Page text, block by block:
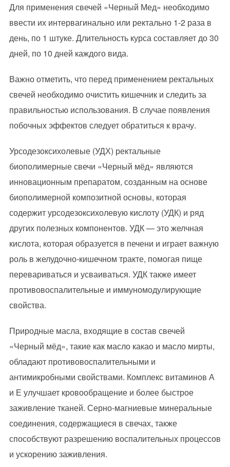
Для применения свечей «Черный Мед» необходимо
ввести их интервагинально или ректально 1-2 раза в
день, по 1 штуке. Длительность курса составляет до 30
дней, по 10 дней каждого вида.
Важно отметить, что перед применением ректальных
свечей необходимо очистить кишечник и следить за
правильностью использования. В случае появления
побочных эффектов следует обратиться к врачу.
Урсодезоксихолевые (УДХ) ректальные
биополимерные свечи «Черный мёд» являются
инновационным препаратом, созданным на основе
биополимерной композитной основы, которая
содержит урсодезоксихолевую кислоту (УДК) и ряд
других полезных компонентов. УДК — это желчная
кислота, которая образуется в печени и играет важную
роль в желудочно-кишечном тракте, помогая пище
перевариваться и усваиваться. УДК также имеет
противовоспалительные и иммуномодулирующие
свойства.
Природные масла, входящие в состав свечей
«Черный мёд», такие как масло какао и масло мирты,
обладают противовоспалительными и
антимикробными свойствами. Комплекс витаминов А
и Е улучшает кровообращение и более быстрое
заживление тканей. Серно-магниевые минеральные
соединения, содержащиеся в свечах, также
способствуют разрешению воспалительных процессов
и ускорению заживления.